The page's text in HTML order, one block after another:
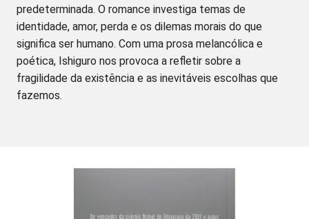
predeterminada. O romance investiga temas de
identidade, amor, perda e os dilemas morais do que
significa ser humano. Com uma prosa melancólica e
poética, Ishiguro nos provoca a refletir sobre a
fragilidade da existência e as inevitáveis escolhas que
fazemos.